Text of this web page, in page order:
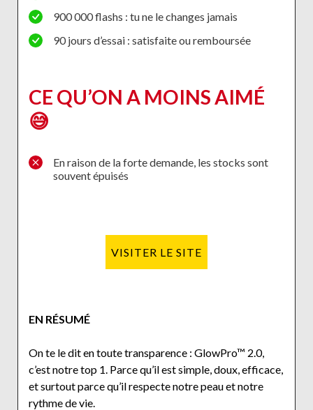
900 000 flashs : tu ne le changes jamais
90 jours d’essai : satisfaite ou remboursée
CE QU’ON A MOINS AIMÉ
😅
En raison de la forte demande, les stocks sont
souvent épuisés
VISITER LE SITE
EN RÉSUMÉ
On te le dit en toute transparence : GlowPro™ 2.0,
c’est notre top 1. Parce qu’il est simple, doux, efficace,
et surtout parce qu’il respecte notre peau et notre
rythme de vie.